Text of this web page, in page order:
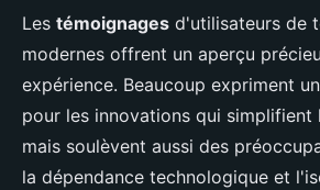
Les témoignages d'utilisateurs de
modernes offrent un aperçu
expérience. Beaucoup expriment
pour les innovations qui simplifient
mais soulèvent aussi des
la dépendance technologique et